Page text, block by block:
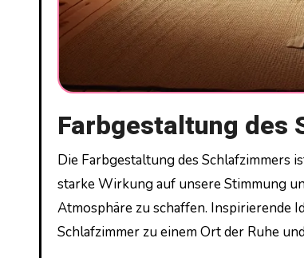
Farbgestaltung des
Die Farbgestaltung des Schlafzimmers ist ein wichtiger Aspekt bei der individuellen Einrichtung. Farben haben eine
starke Wirkung auf unsere Stimmung
Atmosphäre zu schaffen. Inspirierende
Schlafzimmer zu einem Ort der Ruhe